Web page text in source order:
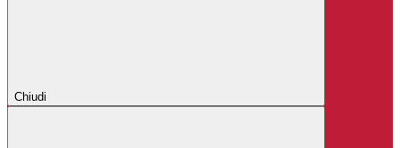
Chiudi